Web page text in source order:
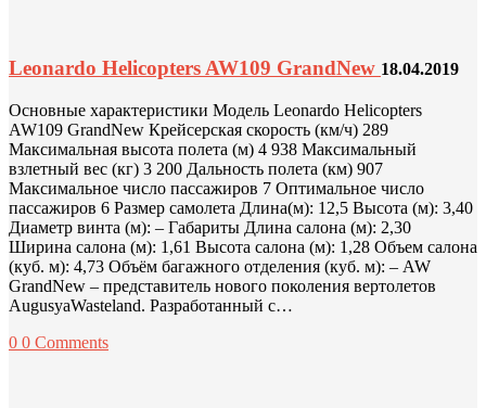
Leonardo Helicopters AW109 GrandNew 18.04.2019
Основные характеристики Модель Leonardo Helicopters
AW109 GrandNew Крейсерская скорость (км/ч) 289
Максимальная высота полета (м) 4 938 Максимальный
взлетный вес (кг) 3 200 Дальность полета (км) 907
Максимальное число пассажиров 7 Оптимальное число
пассажиров 6 Размер самолета Длина(м): 12,5 Высота (м): 3,40
Диаметр винта (м): – Габариты Длина салона (м): 2,30
Ширина салона (м): 1,61 Высота салона (м): 1,28 Объем салона
(куб. м): 4,73 Объём багажного отделения (куб. м): – AW
GrandNew – представитель нового поколения вертолетов
AugusyaWasteland. Разработанный с…
0 0 Comments